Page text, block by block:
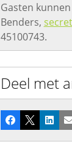
Gasten
Benders,
45100743.
Deel met
Facebook
X